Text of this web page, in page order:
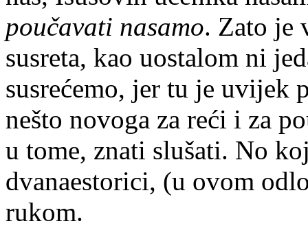
poučavati nasamo. Zato je
susreta, kao uostalom ni
susrećemo, jer tu je uvijek
nešto novoga za reći i za
u tome, znati slušati. No
dvanaestorici, (u ovom
rukom.